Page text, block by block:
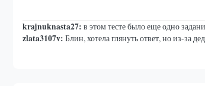
krajnuknasta27: в этом тесте было еще одно
zlata3107v: Блин, хотела глянуть ответ, но из-за